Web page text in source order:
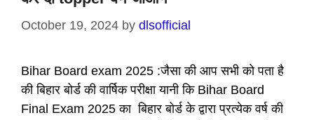
October 19, 2024 by dlsofficial
Bihar Board exam 2025 :जैसा की आप सभी को पता है
की बिहार बोर्ड की वार्षिक परीक्षा यानी कि Bihar Board
Final Exam 2025 का बिहार बोर्ड के द्वारा प्रत्येक वर्ष की